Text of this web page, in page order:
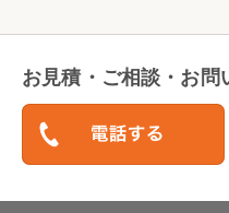
お見積・ご相談・お問